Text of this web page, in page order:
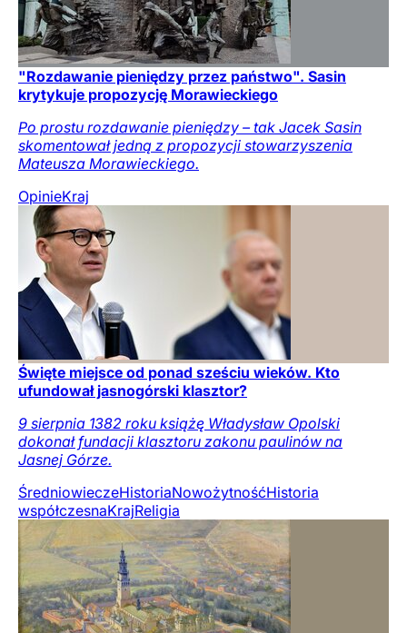
"Rozdawanie pieniędzy przez państwo". Sasin
krytykuje propozycję Morawieckiego
Po prostu rozdawanie pieniędzy – tak Jacek Sasin
skomentował jedną z propozycji stowarzyszenia
Mateusza Morawieckiego.
OpinieKraj
Święte miejsce od ponad sześciu wieków. Kto
ufundował jasnogórski klasztor?
9 sierpnia 1382 roku książę Władysław Opolski
dokonał fundacji klasztoru zakonu paulinów na
Jasnej Górze.
ŚredniowieczeHistoriaNowożytnośćHistoria
współczesnaKrajReligia